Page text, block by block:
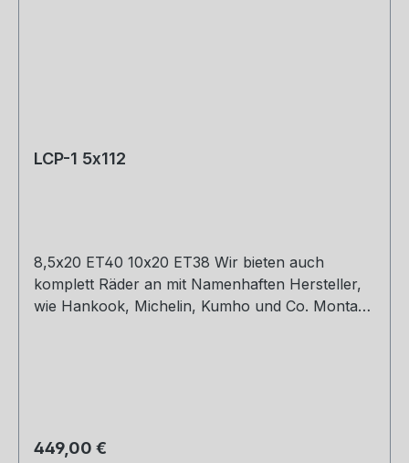
LCP-1 5x112
8,5x20 ET40 10x20 ET38 Wir bieten auch
komplett Räder an mit Namenhaften Hersteller,
wie Hankook, Michelin, Kumho und Co. Montage
Regulärer Preis:
449,00 €